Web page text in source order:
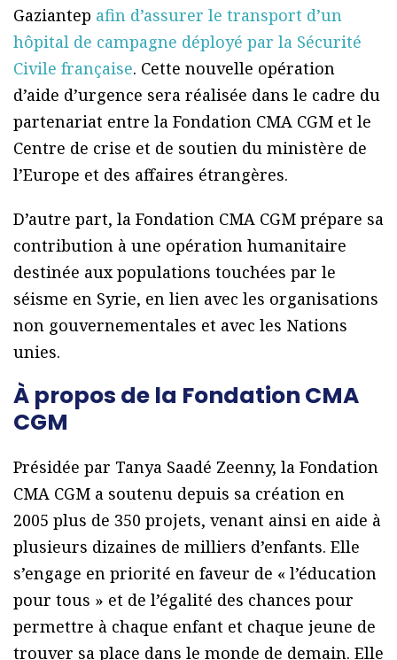
Gaziantep afin d’assurer le transport d’un
hôpital de campagne déployé par la Sécurité
Civile française. Cette nouvelle opération
d’aide d’urgence sera réalisée dans le cadre du
partenariat entre la Fondation CMA CGM et le
Centre de crise et de soutien du ministère de
l’Europe et des affaires étrangères.
D’autre part, la Fondation CMA CGM prépare sa
contribution à une opération humanitaire
destinée aux populations touchées par le
séisme en Syrie, en lien avec les organisations
non gouvernementales et avec les Nations
unies.
À propos de la Fondation CMA
CGM
Présidée par Tanya Saadé Zeenny, la Fondation
CMA CGM a soutenu depuis sa création en
2005 plus de 350 projets, venant ainsi en aide à
plusieurs dizaines de milliers d’enfants. Elle
s’engage en priorité en faveur de « l’éducation
pour tous » et de l’égalité des chances pour
permettre à chaque enfant et chaque jeune de
trouver sa place dans le monde de demain. Elle